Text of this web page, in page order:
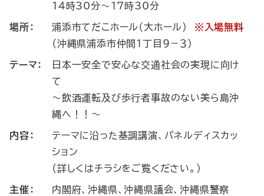
14時30分～17時30分
場所： 浦添市てだこホール（大ホール） ※入場無料
（沖縄県浦添市仲間１丁目９－３）
テーマ：
日本一安全で安心な交通社会の実現に向け
て
～飲酒運転及び歩行者事故のない美ら島沖
縄へ！！～
内容：
テーマに沿った基調講演、パネルディスカッ
ション
（詳しくはチラシをご覧ください。）
主催： 内閣府、沖縄県、沖縄県議会、沖縄県警察